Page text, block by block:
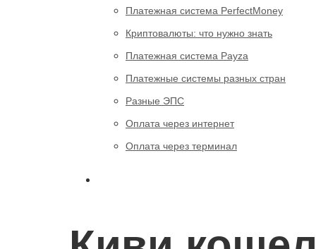
Платежная система PerfectMoney
Криптовалюты: что нужно знать
Платежная система Payza
Платежные системы разных стран
Разные ЭПС
Оплата через интернет
Оплата через терминал